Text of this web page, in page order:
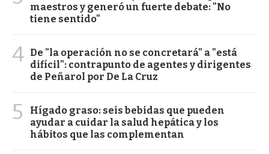
maestros y generó un fuerte debate: "No
tiene sentido"
4 De "la operación no se concretará" a "está
difícil": contrapunto de agentes y dirigentes
de Peñarol por De La Cruz
5
Hígado graso: seis bebidas que pueden
ayudar a cuidar la salud hepática y los
hábitos que las complementan